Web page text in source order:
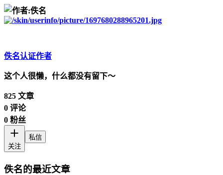
佚名认证作者
这个人很懒，什么都没有留下～
825 文章
0 评论
0 粉丝
关注
私信
佚名的最近文章